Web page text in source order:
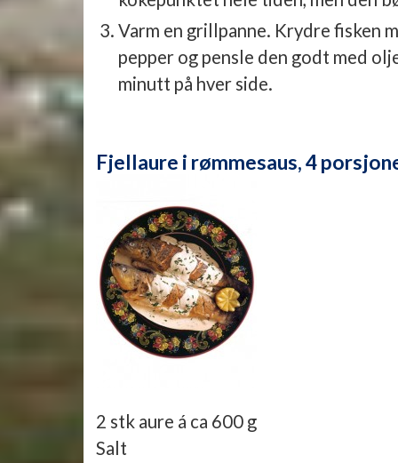
Varm en grillpanne. Krydre fisken
pepper og pensle den godt med
minutt på hver side.
Fjellaure i rømmesaus, 4
2 stk aure á ca 600 g
Salt